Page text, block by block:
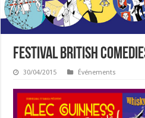
Festival British
30/04/2015 Événements